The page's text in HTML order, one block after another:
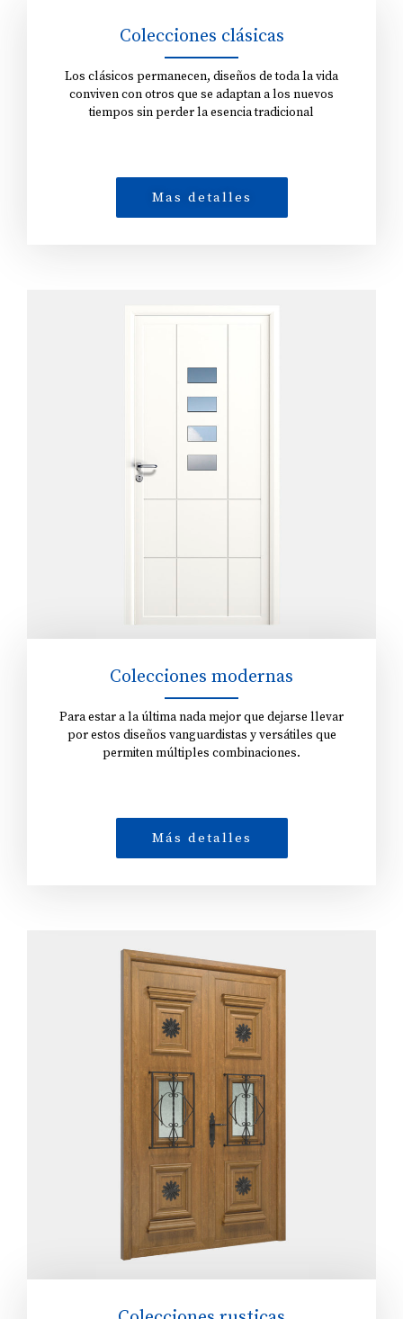
Colecciones clásicas
Los clásicos permanecen, diseños de toda la vida
conviven con otros que se adaptan a los nuevos
tiempos sin perder la esencia tradicional
Mas detalles
Colecciones modernas
Para estar a la última nada mejor que dejarse llevar
por estos diseños vanguardistas y versátiles que
permiten múltiples combinaciones.
Más detalles